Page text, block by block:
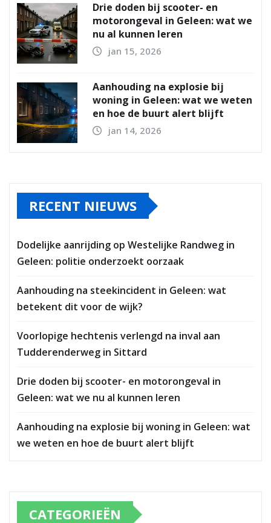
Drie doden bij scooter- en
motorongeval in Geleen: wat we
nu al kunnen leren
jan 15, 2026
Aanhouding na explosie bij
woning in Geleen: wat we weten
en hoe de buurt alert blijft
jan 14, 2026
RECENT NIEUWS
Dodelijke aanrijding op Westelijke Randweg in
Geleen: politie onderzoekt oorzaak
Aanhouding na steekincident in Geleen: wat
betekent dit voor de wijk?
Voorlopige hechtenis verlengd na inval aan
Tudderenderweg in Sittard
Drie doden bij scooter- en motorongeval in
Geleen: wat we nu al kunnen leren
Aanhouding na explosie bij woning in Geleen: wat
we weten en hoe de buurt alert blijft
CATEGORIEËN